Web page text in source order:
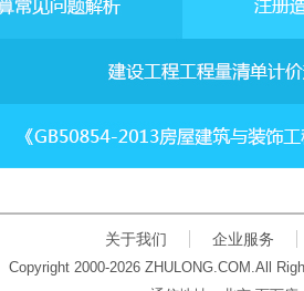
关于我们 企业服务
Copyright 2000-2026 ZHULONG.COM.All